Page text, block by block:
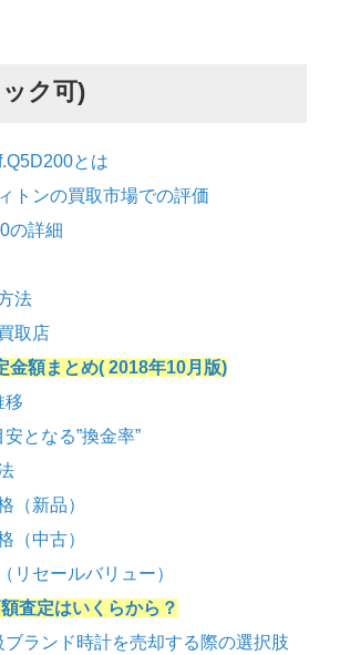
ク可)
とは
トンの買取市場での評価
の詳細
法
取店
金額まとめ( 2018年10月版)
移
となる”換金率”
（新品）
（中古）
リセールバリュー）
査定はいくらから？
ブランド時計を売却する際の選択肢